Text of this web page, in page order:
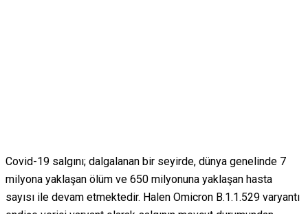
Covid-19 salgını; dalgalanan bir seyirde, dünya genelinde 7
milyona yaklaşan ölüm ve 650 milyonuna yaklaşan hasta
sayısı ile devam etmektedir. Halen Omicron B.1.1.529 varyantı